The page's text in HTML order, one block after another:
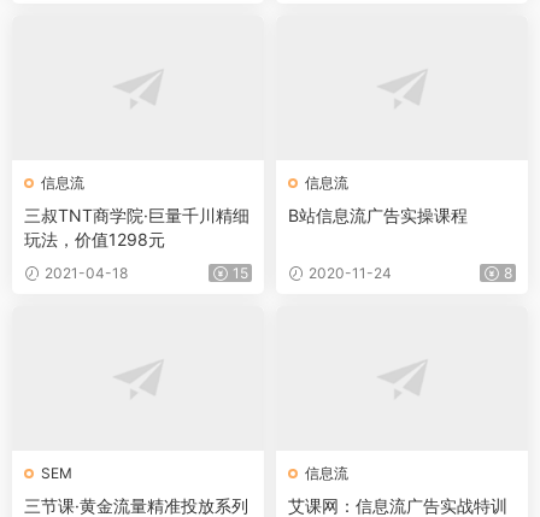
信息流
三叔TNT商学院·巨量千川精细
玩法，价值1298元
2021-04-18 15
信息流
B站信息流广告实操课程
2020-11-24 8
SEM
三节课·黄金流量精准投放系列
信息流
艾课网：信息流广告实战特训